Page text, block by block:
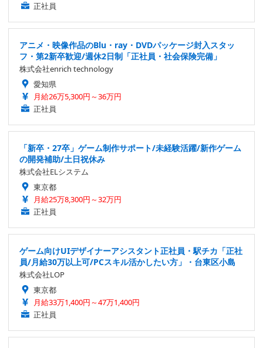
正社員
アニメ・映像作品のBlu・ray・DVDパッケージ封入スタッ
フ・第2新卒歓迎/週休2日制「正社員・社会保険完備」
株式会社enrich technology
愛知県
月給26万5,300円～36万円
正社員
「新卒・27卒」ゲーム制作サポート/未経験活躍/新作ゲーム
の開発補助/土日祝休み
株式会社ELシステム
東京都
月給25万8,300円～32万円
正社員
ゲーム向けUIデザイナーアシスタント正社員・駅チカ「正社
員/月給30万以上可/PCスキル活かしたい方」・台東区小島
株式会社LOP
東京都
月給33万1,400円～47万1,400円
正社員